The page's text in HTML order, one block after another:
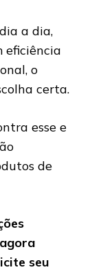
a dia,
eficiência
o
certa.
esse e
de
seu